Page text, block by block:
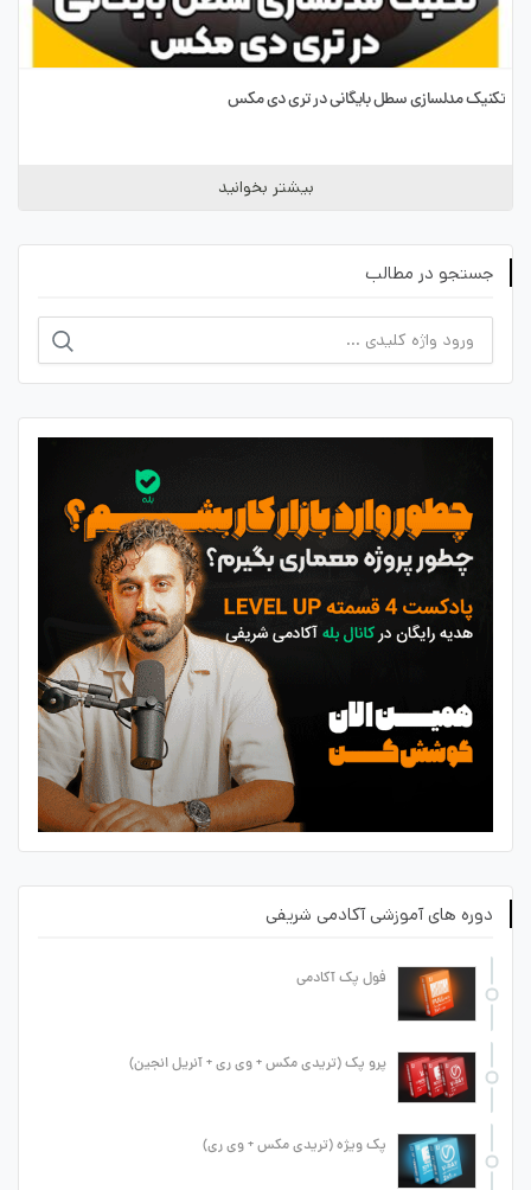
تکنیک مدلسازی سطل بایگانی در تری دی مکس
بیشتر بخوانید
جستجو در مطالب
دوره های آموزشی آکادمی شریفی
فول پک آکادمی
پرو پک (تریدی مکس + وی ری + آنریل انجین)
پک ویژه (تریدی مکس + وی ری)